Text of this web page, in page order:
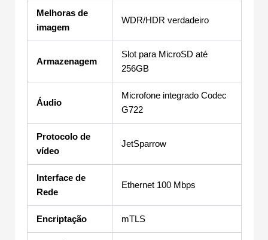
Melhoras de
imagem
WDR/HDR verdadeiro
Armazenagem
Slot para MicroSD até
256GB
Áudio
Microfone integrado Codec
G722
Protocolo de
vídeo
JetSparrow
Interface de
Rede
Ethernet 100 Mbps
Encriptação mTLS